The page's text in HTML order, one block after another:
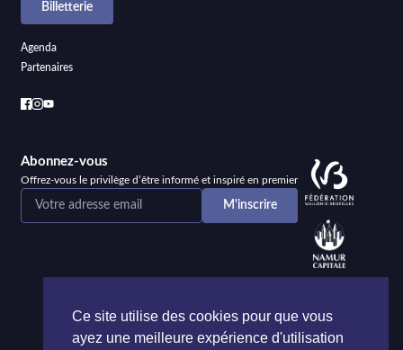
Billetterie
Agenda
Partenaires
Abonnez-vous
Offrez-vous le privilège d’être informé et inspiré en premier
Ce site utilise des cookies pour que vous
ayez une meilleure expérience d'utilisation